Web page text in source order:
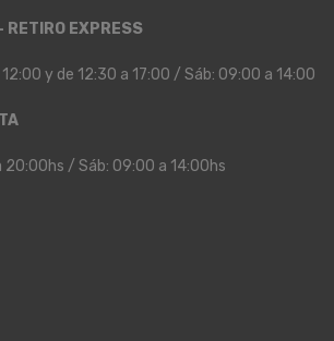
EXPRESS
y de 12:30 a 17:00 / Sáb: 09:00 a 14:00
20:00hs / Sáb: 09:00 a 14:00hs